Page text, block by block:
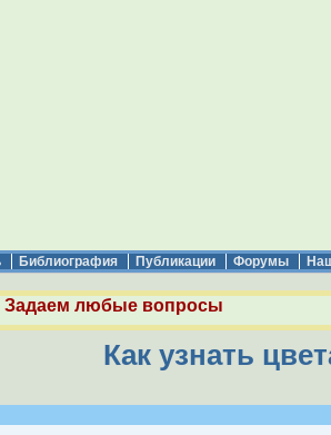
Библиография Публикации Форумы
Задаем любые вопросы
Как узнать